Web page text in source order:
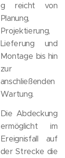
g reicht von
Planung,
Projektierung,
Lieferung und
Montage bis hin
zur
anschließenden
Wartung.
Die Abdeckung
ermöglicht im
Ereignisfall auf
der Strecke die